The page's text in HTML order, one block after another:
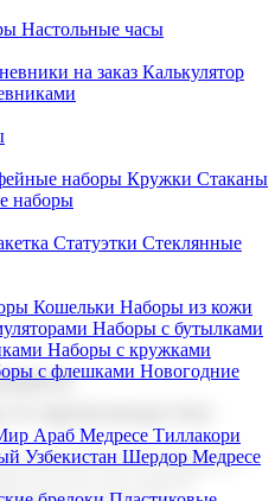
Настольные часы
на заказ Калькулятор
наборы Кружки Стаканы
наборы
Статуэтки Стеклянные
Кошельки Наборы из кожи
Наборы с бутылками
Наборы с кружками
с флешками Новогодние
Араб Медресе Тиллакори
Узбекистан Шердор Медресе
производство
корпоративных подарков и
каталоге вы найдете